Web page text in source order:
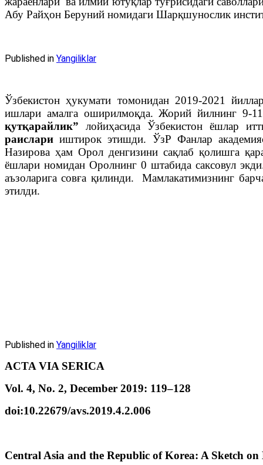
Абу Райҳон Беруний номидаги Шарқшунослик
Published in Yangiliklar
Ўзбекистон ҳукумати томонидан 2019-2021
ишлари амалга оширилмоқда. Жорий йилнинг 9-
қутқарайлик” лойиҳасида Ўзбекистон ёшлар
раисларииштирок этишди. ЎзР Фанлар
Назирова ҳам Орол денгизини сақлаб қолишга
ёшлари номидан Оролнинг 0 штабида саксовул
аъзоларига совға қилинди. Мамлакатимизнинг
этилди.
Published in Yangiliklar
ACTA VIA SERICA
Vol. 4, No. 2, December 2019: 119–128
doi:10.22679/avs.2019.4.2.006
Central Asia and the Republic of Korea: A Sketch